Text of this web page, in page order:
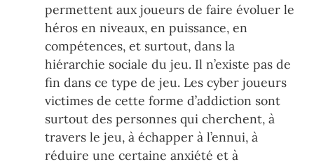
permettent aux joueurs de faire évoluer le
héros en niveaux, en puissance, en
compétences, et surtout, dans la
hiérarchie sociale du jeu. Il n’existe pas de
fin dans ce type de jeu. Les cyber joueurs
victimes de cette forme d’addiction sont
surtout des personnes qui cherchent, à
travers le jeu, à échapper à l’ennui, à
réduire une certaine anxiété et à